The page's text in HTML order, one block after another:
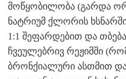
მოწყობილობა (გარდა
ნატრიუმ ქლორის
1:1 შეფარდებით და
ჩვეულებრივ რეჟიმში
ბრონქიალური ასთმით